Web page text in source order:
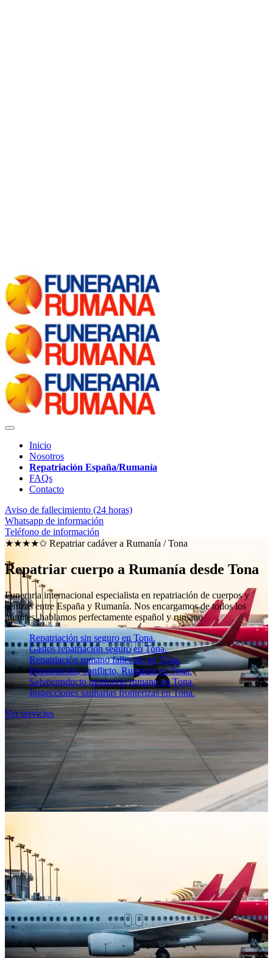
Inicio
Nosotros
Repatriación España/Rumanía
FAQs
Contacto
Aviso de fallecimiento (24 horas)
Whatsapp de información
Teléfono de información
★★★★✩ Repatriar cadáver a Rumanía /Tona
Repatriar cuerpo a Rumanía desde Tona
Funeraria internacional especialista en repatriación de cuerpos y
cenizas entre España y Rumanía. Nos encargamos de todos los
trámites, hablamos perfectamente español y rumano
Repatriación sin seguro en Tona.
Gastos repatriación seguro en Tona.
Repatriación rumano fallecido en Tona.
Repatriación, conflicto, Rumanía en Tona.
Salvoconducto mortuorio rumano en Tona.
Inspecciones sanitarias fronterizas en Tona.
Ver servicios